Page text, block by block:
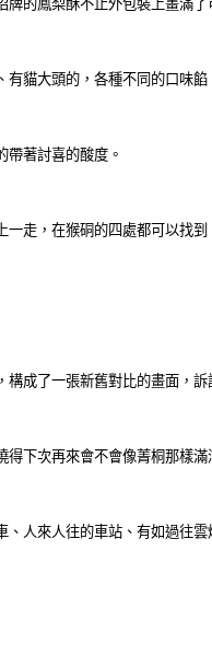
的鳳梨酥不止外包裝上畫滿
貓大頭的，各種不同的口味
帶著討喜的酸度。
走，在猴硐的四處都可以找到
成了一張新舊對比的畫面，訴
得下次再來會不會像菁桐那樣滿
人來人往的車站、有如過往雲